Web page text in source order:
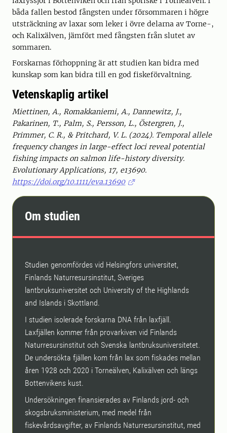
båda fallen bestod fångsten under försommaren i högre
utsträckning av laxar som leker i övre delarna av Torne-,
och Kalixälven, jämfört med fångsten från slutet av
sommaren.
Forskarnas förhoppning är att studien kan bidra med
kunskap som kan bidra till en god fiskeförvaltning.
Vetenskaplig artikel
Miettinen, A., Romakkaniemi, A., Dannewitz, J.,
Pakarinen, T., Palm, S., Persson, L., Östergren, J.,
Primmer, C. R., & Pritchard, V. L. (2024). Temporal allele
frequency changes in large-effect loci reveal potential
fishing impacts on salmon life-history diversity.
Evolutionary Applications, 17, e13690.
https://doi.org/10.1111/eva.13690
Om studien
Studien genomfördes vid Helsingfors universitet,
Finlands Naturresursinstitut, Sveriges
lantbruksuniversitet och University of the Highlands
and Islands i Skottland.
I studien isolerade forskarna DNA från laxfjäll.
Laxfjällen kommer från provarkiven vid Finlands
Naturresursinstitut och Svenska lantbruksuniversitetet.
De undersökta fjällen kom från lax som fiskades mellan
åren 1928 och 2020 i Torneälven, Kalixälven och längs
Bottenvikens kust.
Undersökningen finansierades av Finlands jord- och
skogsbruksministerium, med medel från
fiskevårdsavgifter, av Finlands Naturresursinstitut, med